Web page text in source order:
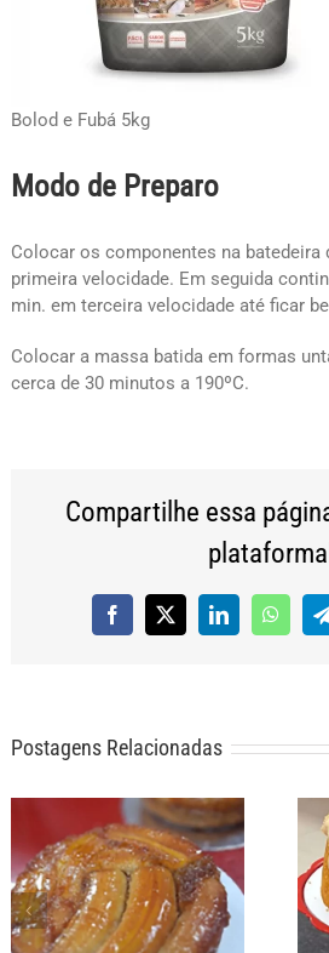
Bolod e Fubá 5kg
Modo de Preparo
Colocar os componentes na batedeira
primeira velocidade. Em seguida
min. em terceira velocidade até ficar
Colocar a massa batida em formas
cerca de 30 minutos a 190ºC.
Compartilhe essa
Facebook
X LinkedIn
Postagens Relacionadas